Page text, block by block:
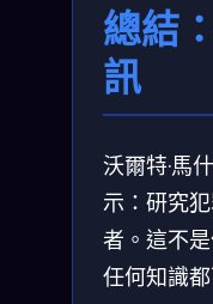
總結
訊
沃爾特·馬
示：研究
者。這不
任何知識